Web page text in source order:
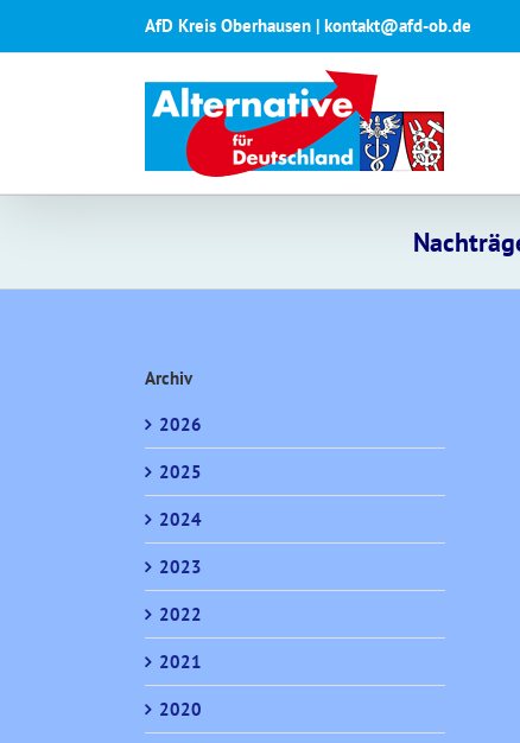
springen
AfD Kreis Oberhausen | kontakt@afd-ob.de
Archiv
2026
2025
2024
2023
2022
2021
2020